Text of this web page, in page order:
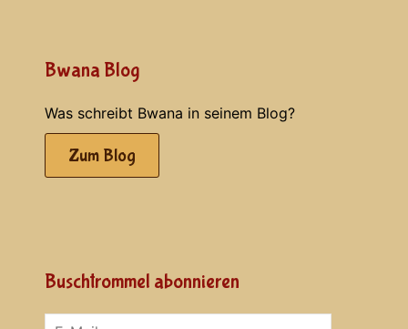
Bwana Blog
Was schreibt Bwana in seinem Blog?
Zum Blog
Buschtrommel abonnieren